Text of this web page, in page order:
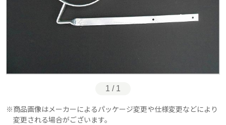
1 / 1
商品画像はメーカーによるパッケージ変更や仕様変更などにより
変更される場合がございます。